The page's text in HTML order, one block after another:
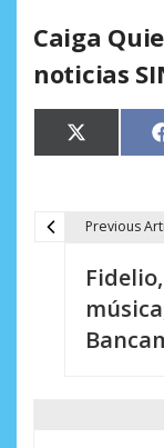
Caiga
noticias
Compartir
en
X
(Twitter)
Previous